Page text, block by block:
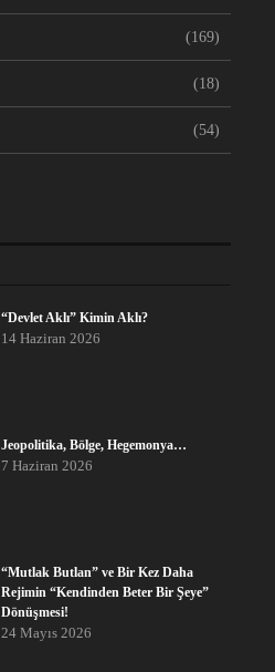
(169)
(18)
(54)
“Devlet Aklı” Kimin Aklı?
14 Haziran 2026
Jeopolitika, Bölge, Hegemonya…
7 Haziran 2026
“Mutlak Butlan” ve Bir Kez Daha
Rejimin “Kendinden Beter Bir Şeye”
Dönüşmesi!
24 Mayıs 2026